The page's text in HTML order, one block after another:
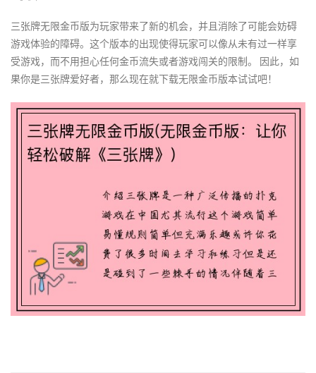
三张牌无限金币版为玩家带来了新的机会，并且消除了可能会妨碍
游戏体验的障碍。这个版本的出现使得玩家可以像从未有过一样享
受游戏，而不用担心任何金币流失或者游戏闯关的限制。 因此，如
果你是三张牌爱好者，那么现在就下载无限金币版本试试吧！